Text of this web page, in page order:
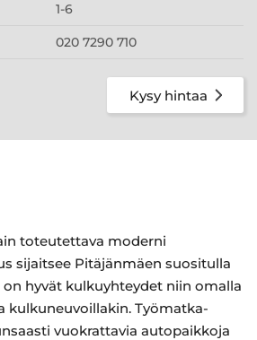
1-6
020 7290 710
Kysy hintaa
toteutettava moderni
sijaitsee Pitäjänmäen suositulla
on hyvät kulkuyhteydet niin omalla
kulkuneuvoillakin. Työmatka-
vuokrattavia autopaikkoja